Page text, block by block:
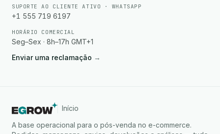
SUPORTE AO CLIENTE ATIVO · WHATSAPP
+1 555 719 6197
HORÁRIO COMERCIAL
Seg–Sex · 8h–17h GMT+1
Enviar uma reclamação →
Início
A base operacional para o pós-venda no e-commerce.